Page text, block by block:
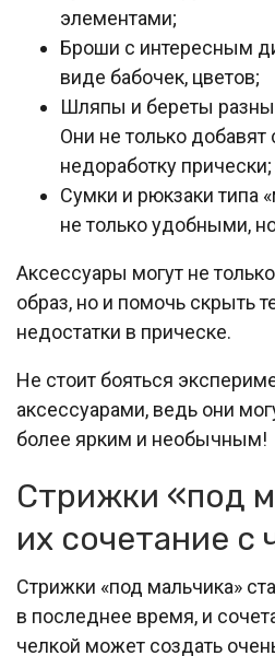
элементами;
Броши с интересным
виде бабочек, цветов;
Шляпы и береты
Они не только добавят
недоработку прически;
Сумки и рюкзаки типа
не только удобными,
Аксессуары могут не
образ, но и помочь скрыть
недостатки в прическе.
Не стоит бояться
аксессуарами, ведь они
более ярким и необычным!
Стрижки «под
их сочетание с
Стрижки «под мальчика»
в последнее время, и
челкой может создать